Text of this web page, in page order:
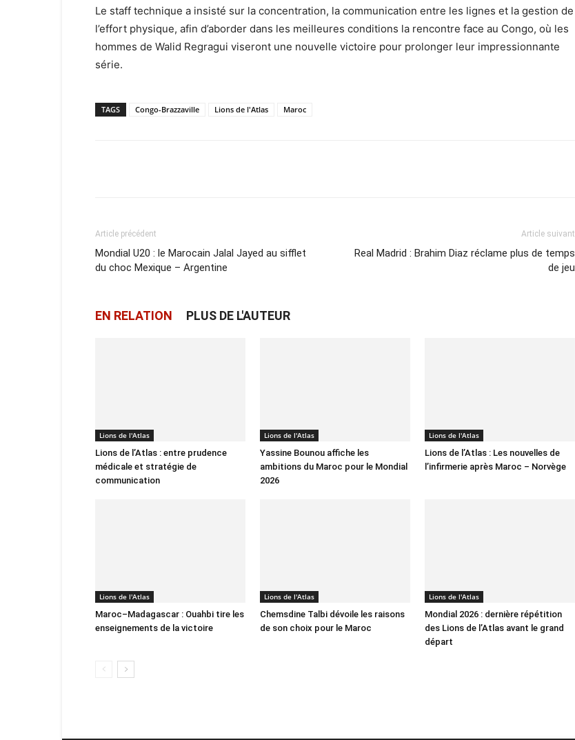
Le staff technique a insisté sur la concentration, la communication entre les lignes et la gestion de
l’effort physique, afin d’aborder dans les meilleures conditions la rencontre face au Congo, où les
hommes de Walid Regragui viseront une nouvelle victoire pour prolonger leur impressionnante
série.
TAGS Congo-Brazzaville Lions de l'Atlas Maroc
Article précédent
Mondial U20 : le Marocain Jalal Jayed au sifflet
du choc Mexique – Argentine
Article suivant
Real Madrid : Brahim Diaz réclame plus de temps
de jeu
EN RELATION PLUS DE L'AUTEUR
Lions de l'Atlas
Lions de l’Atlas : entre prudence
médicale et stratégie de
communication
Lions de l'Atlas
Yassine Bounou affiche les
ambitions du Maroc pour le Mondial
2026
Lions de l'Atlas
Lions de l’Atlas : Les nouvelles de
l’infirmerie après Maroc – Norvège
Lions de l'Atlas
Maroc–Madagascar : Ouahbi tire les
enseignements de la victoire
Lions de l'Atlas
Chemsdine Talbi dévoile les raisons
de son choix pour le Maroc
Lions de l'Atlas
Mondial 2026 : dernière répétition
des Lions de l’Atlas avant le grand
départ